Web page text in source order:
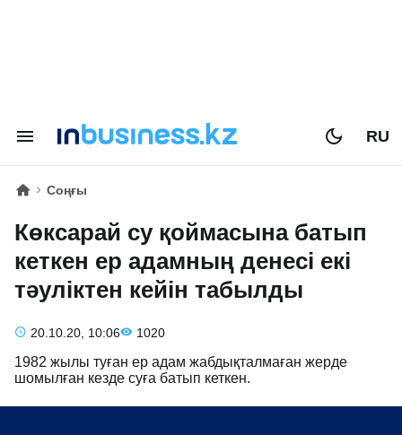
RU
Соңғы
Көксарай су қоймасына батып
кеткен ер адамның денесі екі
тәуліктен кейін табылды
20.10.20, 10:06 1020
1982 жылы туған ер адам жабдықталмаған жерде
шомылған кезде суға батып кеткен.